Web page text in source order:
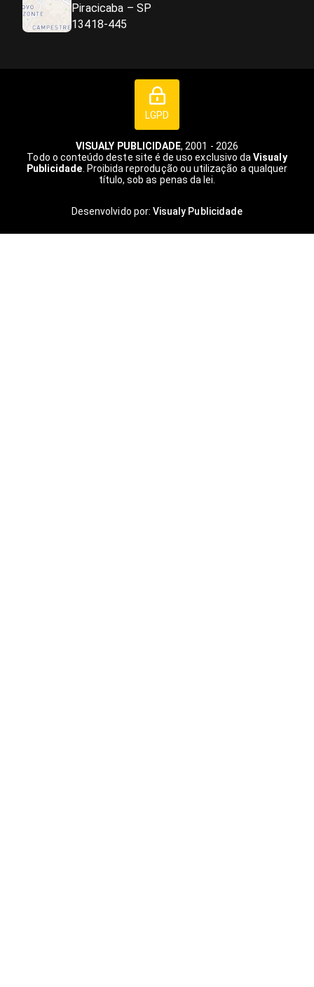
Piracicaba – SP
13418-445
LGPD
VISUALY PUBLICIDADE, 2001 - 2026
Todo o conteúdo deste site é de uso exclusivo daVisualy
Publicidade. Proibida reprodução ou utilização a qualquer
título, sob as penas da lei.
Desenvolvido por: Visualy Publicidade